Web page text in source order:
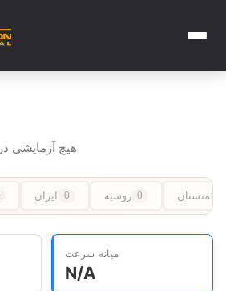
هیچ آزمایشی در ۶۰ روز اخیر نبوده است
ایران 0 روسیه 0 ترکمنستان
میانه سرعت
N/A